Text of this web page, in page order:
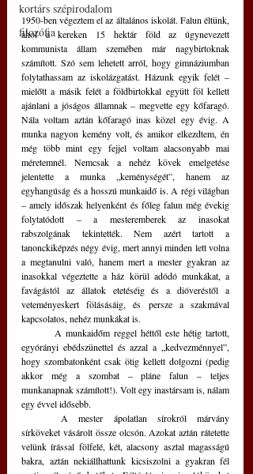
kortárs szépirodalom
filozófia
1950-ben végeztem el az általános iskolát. Falun éltünk,
ahol a kereken 15 hektár föld az úgynevezett
kommunista állam szemében már nagybirtoknak
számított. Szó sem lehetett arról, hogy gimnáziumban
folytathassam az iskolázgatást. Házunk egyik felét –
mielőtt a másik felét a földbirtokkal együtt föl kellett
ajánlani a jóságos államnak – megvette egy kőfaragó.
Nála voltam aztán kőfaragó inas közel egy évig. A
munka nagyon kemény volt, és amikor elkezdtem, én
még több mint egy fejjel voltam alacsonyabb mai
méretemnél. Nemcsak a nehéz kövek emelgetése
jelentette a munka „keménységét”, hanem az
egyhangúság és a hosszú munkaidő is. A régi világban
– amely időszak helyenként és főleg falun még évekig
folytatódott – a mesteremberek az inasokat
rabszolgának tekintették. Nem azért tartott a
tanonckiképzés négy évig, mert annyi minden lett volna
a megtanulni való, hanem mert a mester gyakran az
inasokkal végeztette a ház körül adódó munkákat, a
favágástól az állatok etetéséig és a dióveréstől a
veteményeskert fölásásáig, és persze a szakmával
kapcsolatos, nehéz munkákat is.
egyórányi ebédszünettel és azzal a „kedvezménnyel”,
hogy szombatonként csak ötig kellett dolgozni (pedig
akkor még a szombat – pláne falun – teljes
munkanapnak számított!). Volt egy inastársam is, nálam
egy évvel idősebb.
sírköveket vásárolt össze olcsón. Azokat aztán rátetette
velünk írással fölfelé, két, alacsony asztal magasságú
bakra, aztán nekiállhattunk kicsiszolni a gyakran fél